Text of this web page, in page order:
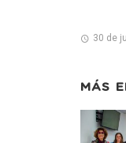
30 de
MÁS